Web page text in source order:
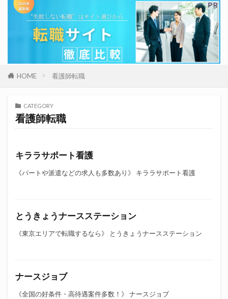
HOME 看護師転職
CATEGORY
看護師転職
キララサポート看護
《パートや派遣などの求人も多数あり》 キララサポート看護
とうきょうナースステーション
《東京エリアで転職するなら》 とうきょうナースステーション
ナースジョブ
《全国の好条件・高待遇案件多数！》 ナースジョブ